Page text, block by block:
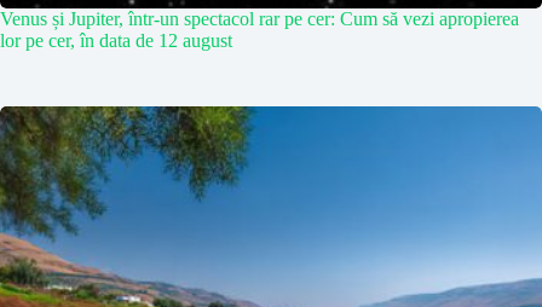
Venus și Jupiter, într-un spectacol rar pe cer: Cum să vezi apropierea
lor pe cer, în data de 12 august